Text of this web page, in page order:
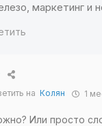
маркетинг и
на Колян 1
Или просто